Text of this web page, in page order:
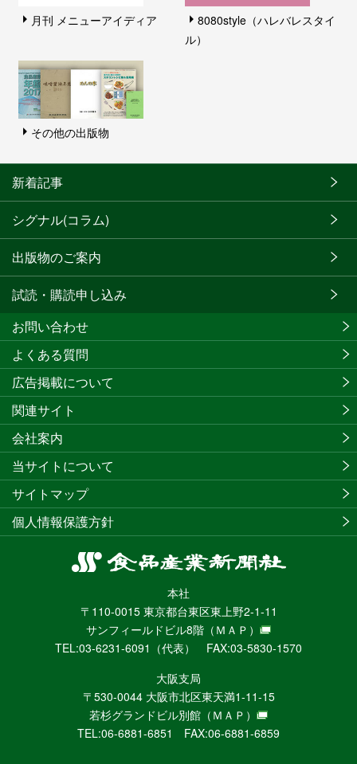
月刊 メニューアイディア
8080style（ハレバレスタイ
ル）
その他の出版物
新着記事
シグナル(コラム)
出版物のご案内
試読・購読申し込み
食
産
業
新
聞
社
ニ
ュ
ー
本社
〒110-0015 東京都台東区東上野2-1-11
サンフィールドビル8階 （ＭＡＰ）
TEL:03-6231-6091（代表） FAX:03-5830-1570
大阪支局
〒530-0044 大阪市北区東天満1-11-15
若杉グランドビル別館 （ＭＡＰ）
TEL:06-6881-6851 FAX:06-6881-6859
お問い合わせ
よくある質問
広告掲載について
関連サイト
会社案内
当サイトについて
サイトマップ
個人情報保護方針